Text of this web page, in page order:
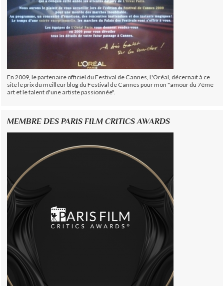
En 2009, le partenaire officiel du Festival de Cannes, L'Oréal, décernait à ce
site le prix du meilleur blog du Festival de Cannes pour mon "amour du 7ème
art et le talent d'une artiste passionnée".
MEMBRE DES PARIS FILM CRITICS AWARDS